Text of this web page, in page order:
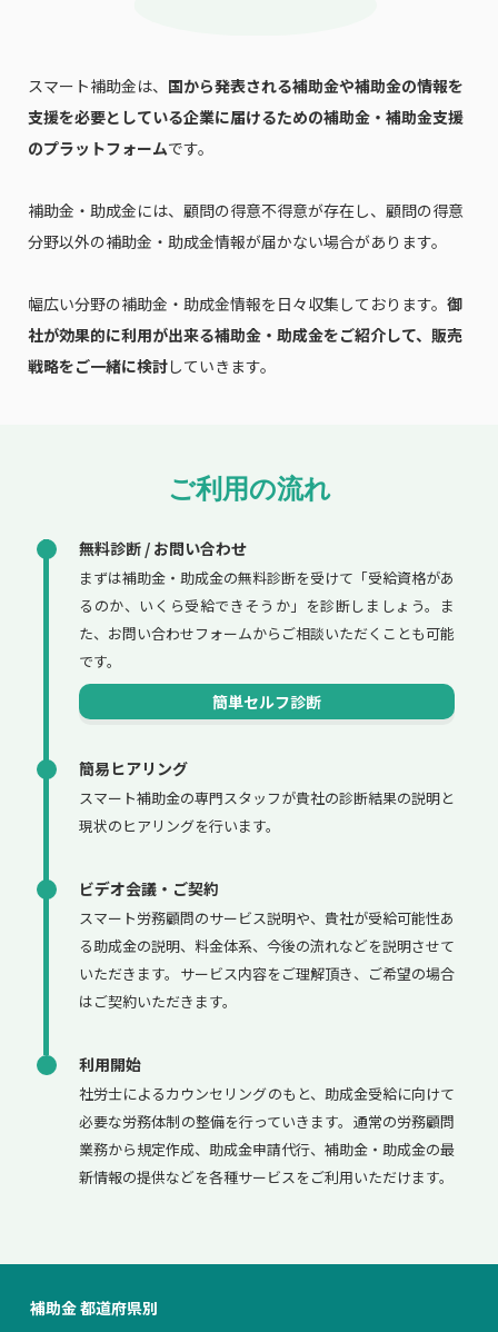
スマート補助金は、 国から発表される補助金や補助金の情報を
支援を必要としている企業に届けるための補助金・補助金支援
のプラットフォームです。
補助金・助成金には、顧問の得意不得意が存在し、顧問の得意
分野以外の補助金・助成金情報が届かない場合があります。
幅広い分野の補助金・助成金情報を日々収集しております。 御
社が効果的に利用が出来る補助金・助成金をご紹介して、販売
戦略をご一緒に検討していきます。
ご利用の流れ
無料診断 / お問い合わせ
まずは補助金・助成金の無料診断を受けて「受給資格があ
るのか、いくら受給できそうか」を診断しましょう。ま
た、お問い合わせフォームからご相談いただくことも可能
です。
簡単セルフ診断
簡易ヒアリング
スマート補助金の専門スタッフが貴社の診断結果の説明と
現状のヒアリングを行います。
ビデオ会議・ご契約
スマート労務顧問のサービス説明や、貴社が受給可能性あ
る助成金の説明、料金体系、今後の流れなどを説明させて
いただきます。サービス内容をご理解頂き、ご希望の場合
はご契約いただきます。
利用開始
社労士によるカウンセリングのもと、助成金受給に向けて
必要な労務体制の整備を行っていきます。通常の労務顧問
業務から規定作成、助成金申請代行、補助金・助成金の最
新情報の提供などを各種サービスをご利用いただけます。
補助金 都道府県別